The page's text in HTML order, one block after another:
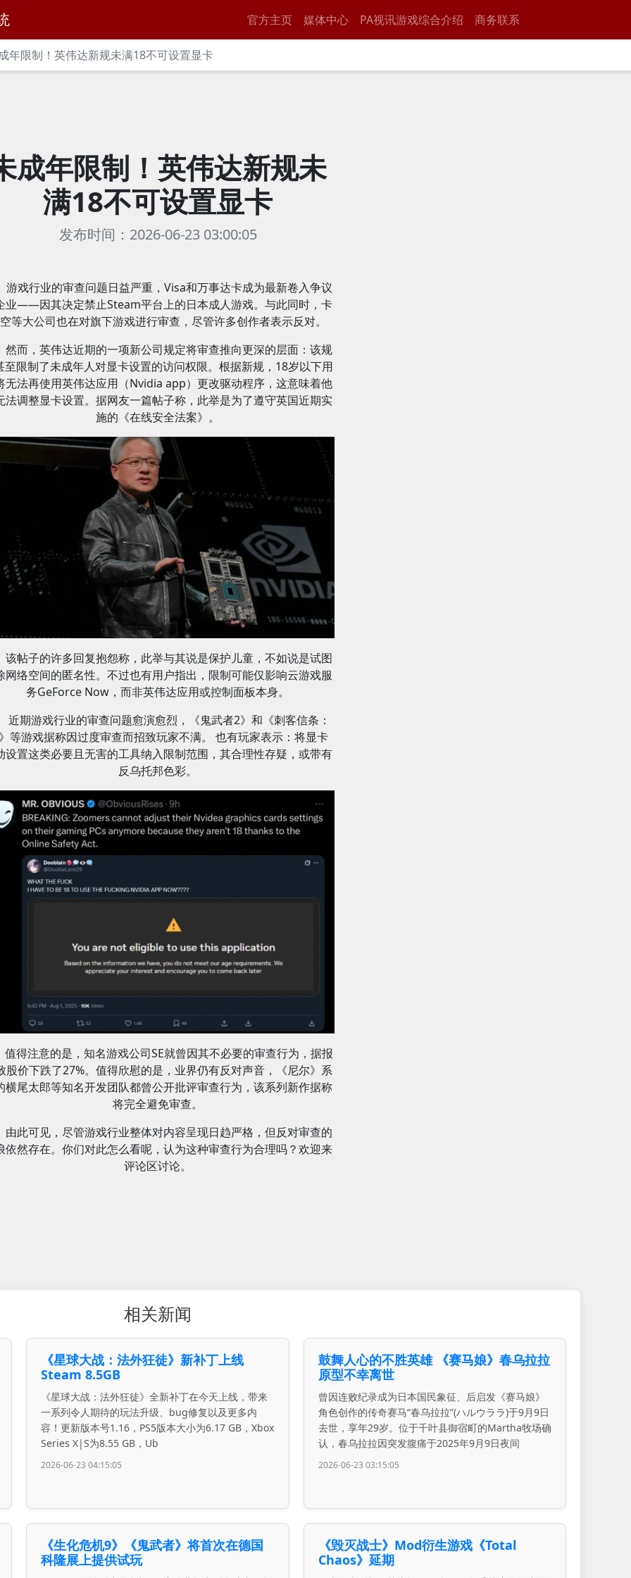
官方主页 媒体中心 PA视讯游戏综合介绍 商务联系
年限制！英伟达新规未满18不可设置显卡
成年限制！英伟达新规未
满18不可设置显卡
发布时间：2026-06-23 03:00:05
游戏行业的审查问题日益严重，Visa和万事达卡成为最新卷入争议
业——因其决定禁止Steam平台上的日本成人游戏。与此同时，卡
等大公司也在对旗下游戏进行审查，尽管许多创作者表示反对。
然而，英伟达近期的一项新公司规定将审查推向更深的层面：该规
至限制了未成年人对显卡设置的访问权限。根据新规，18岁以下用
无法再使用英伟达应用（Nvidia app）更改驱动程序，这意味着他
法调整显卡设置。据网友一篇帖子称，此举是为了遵守英国近期实
施的《在线安全法案》。
该帖子的许多回复抱怨称，此举与其说是保护儿童，不如说是试图
网络空间的匿名性。不过也有用户指出，限制可能仅影响云游戏服
务GeForce Now，而非英伟达应用或控制面板本身。
近期游戏行业的审查问题愈演愈烈，《鬼武者2》和《刺客信条：
等游戏据称因过度审查而招致玩家不满。 也有玩家表示：将显卡
设置这类必要且无害的工具纳入限制范围，其合理性存疑，或带有
反乌托邦色彩。
值得注意的是，知名游戏公司SE就曾因其不必要的审查行为，据报
股价下跌了27%。值得欣慰的是，业界仍有反对声音，《尼尔》系
横尾太郎等知名开发团队都曾公开批评审查行为，该系列新作据称
将完全避免审查。
由此可见，尽管游戏行业整体对内容呈现日趋严格，但反对审查的
依然存在。你们对此怎么看呢，认为这种审查行为合理吗？欢迎来
评论区讨论。
相关新闻
《星球大战：法外狂徒》新补丁上线
Steam 8.5GB
《星球大战：法外狂徒》全新补丁在今天上线，带来
一系列令人期待的玩法升级、bug修复以及更多内
容！更新版本号1.16，PS5版本大小为6.17 GB，Xbox
Series X|S为8.55 GB，Ub
2026-06-23 04:15:05
鼓舞人心的不胜英雄 《赛马娘》春乌拉拉
原型不幸离世
曾因连败纪录成为日本国民象征、后启发《赛马娘》
角色创作的传奇赛马“春乌拉拉”(ハルウララ)于9月9日
去世，享年29岁。位于千叶县御宿町的Martha牧场确
认，春乌拉拉因突发腹痛于2025年9月9日夜间
2026-06-23 03:15:05
《生化危机9》《鬼武者》将首次在德国
科隆展上提供试玩
《毁灭战士》Mod衍生游戏《Total
Chaos》延期